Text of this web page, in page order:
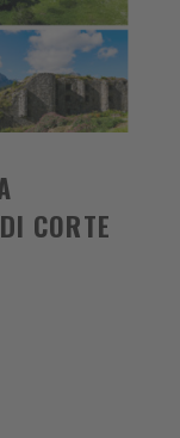
CORTE